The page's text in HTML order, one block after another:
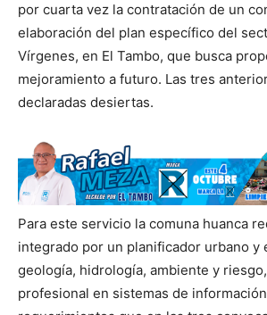
por cuarta vez la contratación de un
elaboración del plan específico del
Vírgenes, en El Tambo, que busca
mejoramiento a futuro. Las tres
declaradas desiertas.
Para este servicio la comuna huanca
integrado por un planificador urbano y
geología, hidrología, ambiente y
profesional en sistemas de